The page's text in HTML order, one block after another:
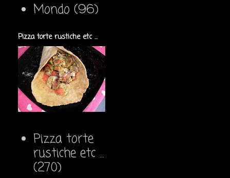
Mondo (96)
Pizza torte rustiche etc ...
Pizza torte
rustiche etc ...
(270)